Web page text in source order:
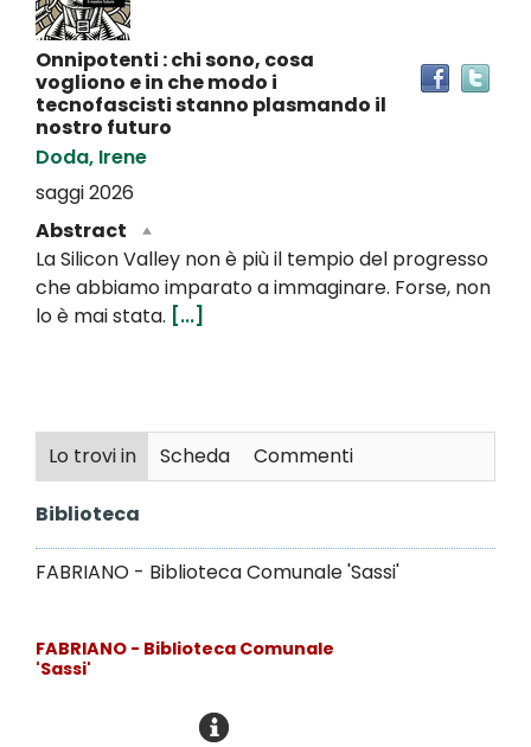
Onnipotenti : chi sono, cosa
vogliono e in che modo i
tecnofascisti stanno plasmando il
nostro futuro
Doda, Irene
saggi2026
Abstract
La Silicon Valley non è più il tempio del progresso
che abbiamo imparato a immaginare. Forse, non
lo è mai stata. [...]
Lo trovi in Scheda Commenti
Biblioteca
FABRIANO - Biblioteca Comunale 'Sassi'
FABRIANO - Biblioteca Comunale
'Sassi'